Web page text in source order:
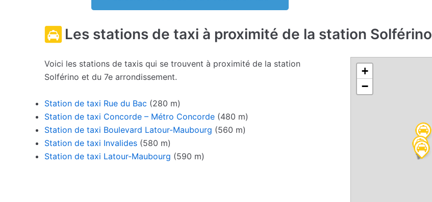
Les stations de taxi à proximité de la station Solférino
Voici les stations de taxis qui se trouvent à proximité de la station
Solférino et du 7e arrondissement.
Station de taxi Rue du Bac (280 m)
Station de taxi Concorde – Métro Concorde (480 m)
Station de taxi Boulevard Latour-Maubourg (560 m)
Station de taxi Invalides (580 m)
Station de taxi Latour-Maubourg (590 m)
+
−